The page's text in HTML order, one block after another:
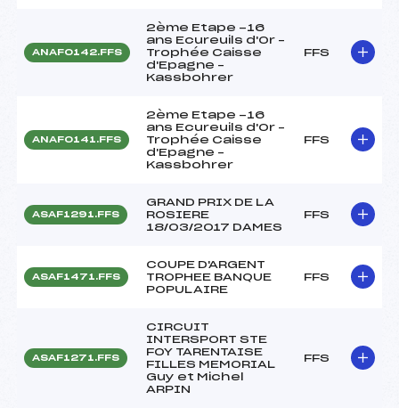
ANAF0142.FFS
2ème Etape -16
ans Ecureuils d'Or –
Trophée Caisse
d'Epagne –
Kassbohrer
FFS
ANAF0141.FFS
2ème Etape -16
ans Ecureuils d'Or –
Trophée Caisse
d'Epagne –
Kassbohrer
FFS
ASAF1291.FFS
GRAND PRIX DE LA
ROSIERE
18/03/2017 DAMES
FFS
ASAF1471.FFS
COUPE D'ARGENT
TROPHEE BANQUE
POPULAIRE
FFS
ASAF1271.FFS
CIRCUIT
INTERSPORT STE
FOY TARENTAISE
FILLES MEMORIAL
Guy et Michel
ARPIN
FFS